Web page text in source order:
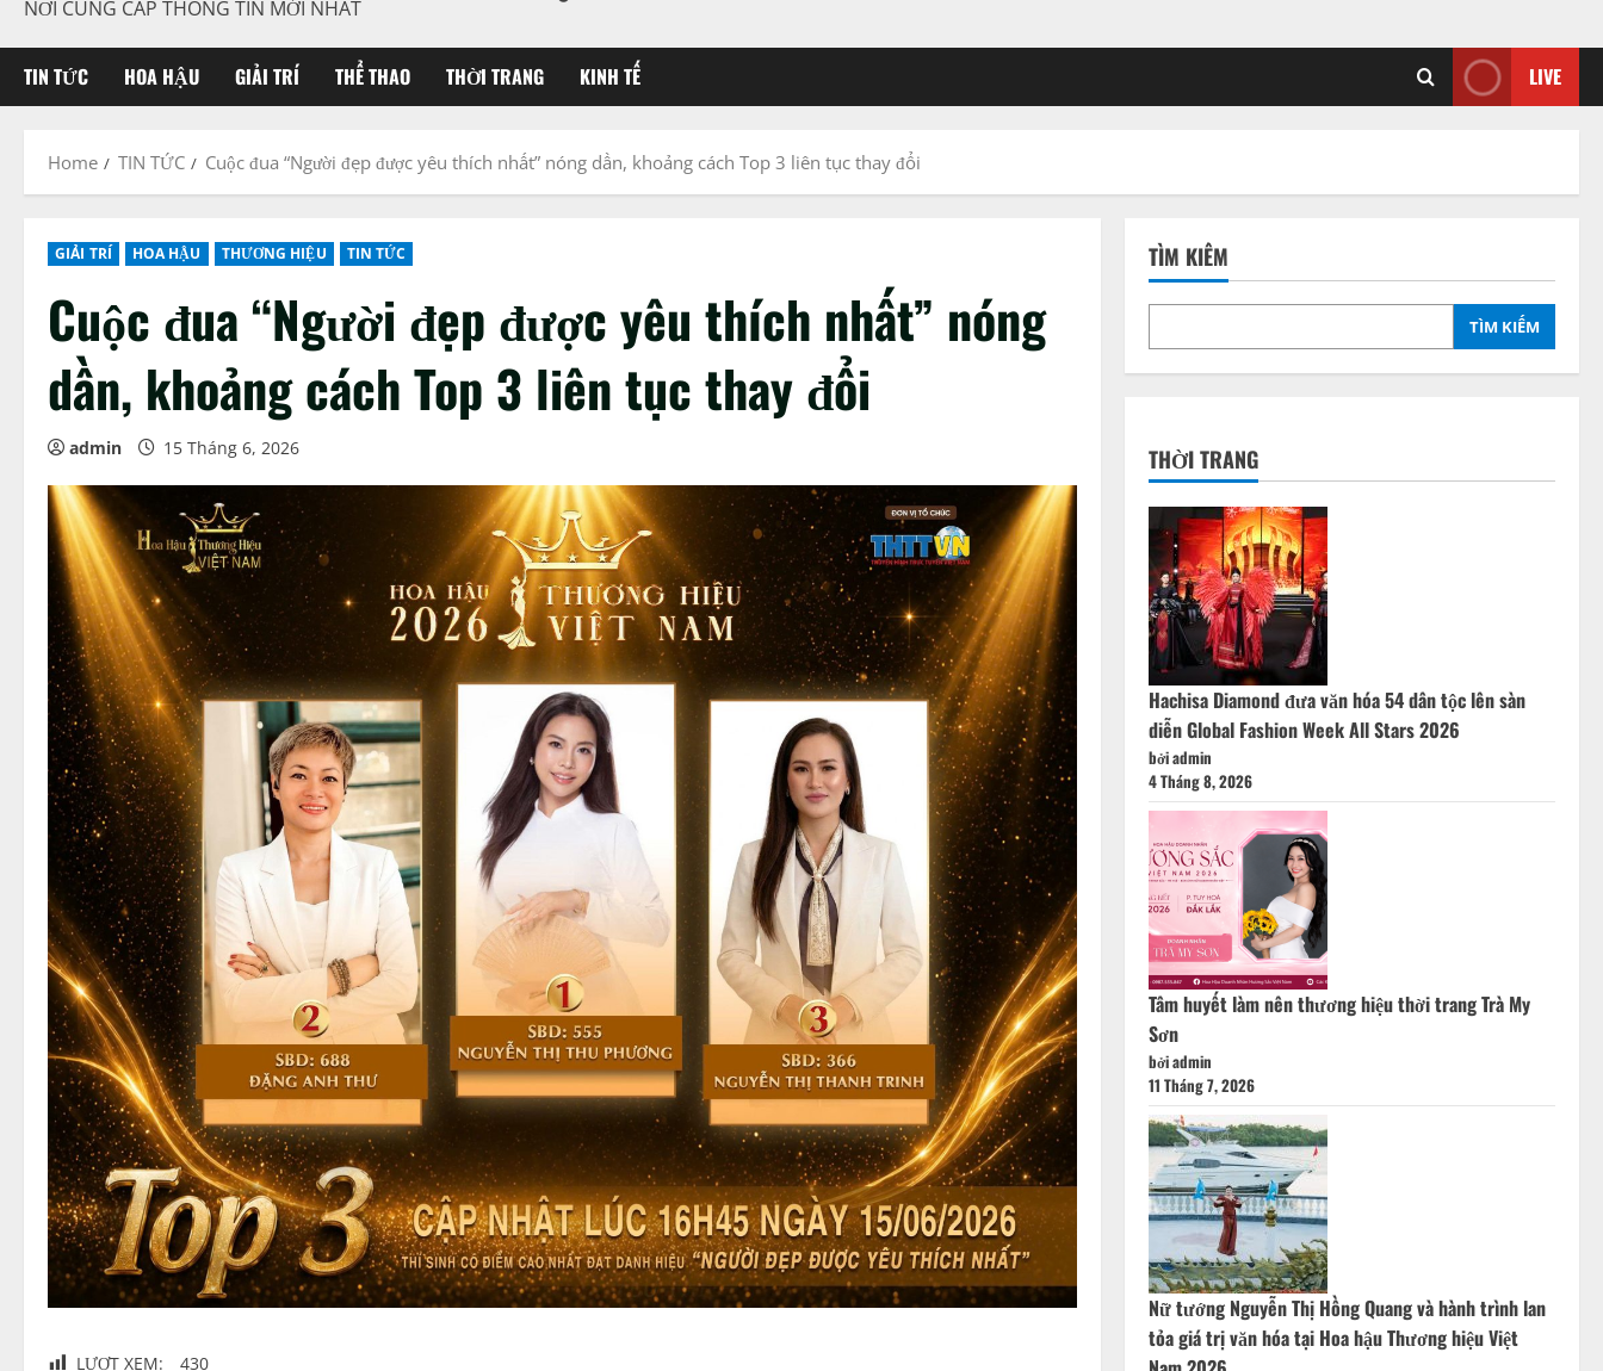
NƠI CUNG CẤP THÔNG TIN MỚI NHẤT
TIN TỨC HOA HẬU GIẢI TRÍ THỂ THAO THỜI TRANG KINH TẾ LIVE
Home TIN TỨC Cuộc đua “Người đẹp được yêu thích nhất” nóng dần, khoảng cách Top 3 liên tục thay đổi
GIẢI TRÍ HOA HẬU THƯƠNG HIỆU TIN TỨC
Cuộc đua “Người đẹp được yêu thích nhất” nóng
dần, khoảng cách Top 3 liên tục thay đổi
admin 15 Tháng 6, 2026
LƯỢT XEM: 430
TÌM KIẾM
TÌM KIẾM
THỜI TRANG
Hachisa Diamond đưa văn hóa 54 dân tộc lên sàn
diễn Global Fashion Week All Stars 2026
bởi admin
4 Tháng 8, 2026
Tâm huyết làm nên thương hiệu thời trang Trà My
Sơn
bởi admin
11 Tháng 7, 2026
Nữ tướng Nguyễn Thị Hồng Quang và hành trình lan
tỏa giá trị văn hóa tại Hoa hậu Thương hiệu Việt